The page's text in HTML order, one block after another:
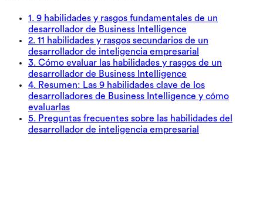
1 . 9 habilidades y rasgos fundamentales de un
desarrollador de Business Intelligence
2. 11 habilidades y rasgos secundarios de un
desarrollador de inteligencia empresarial
3. Cómo evaluar las habilidades y rasgos de un
desarrollador de Business Intelligence
4. Resumen: Las 9 habilidades clave de los
desarrolladores de Business Intelligence y cómo
evaluarlas
5. Preguntas frecuentes sobre las habilidades del
desarrollador de inteligencia empresarial